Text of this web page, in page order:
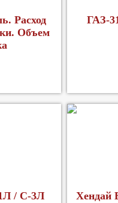
Расход
Объем
ГАЗ-
/ С-3Л
Хендай